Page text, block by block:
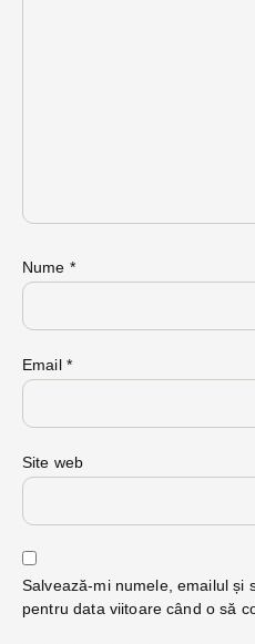
Nume *
Email *
Site web
Salvează-mi numele, emailul și
pentru data viitoare când o să